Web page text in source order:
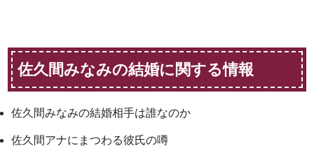
佐久間みなみの結婚に関する情報
佐久間みなみの結婚相手は誰なのか
佐久間アナにまつわる彼氏の噂